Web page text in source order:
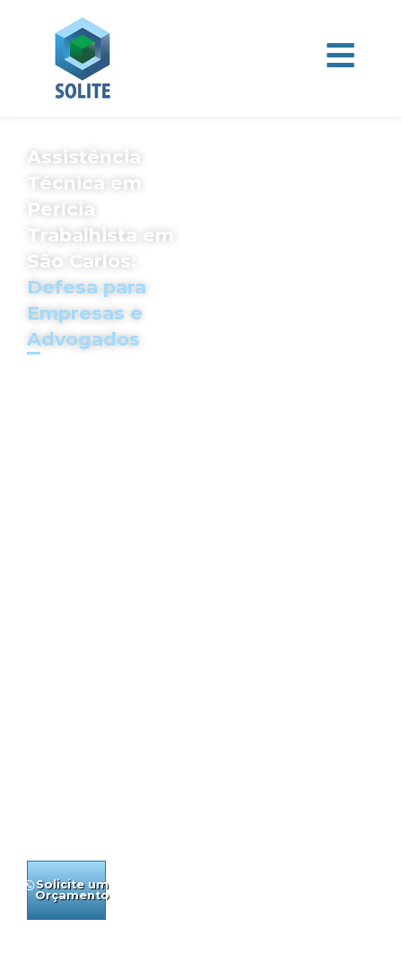
Assistência
Técnica em
Perícia
Trabalhista em
São Carlos:
Defesa para
Empresas e
Advogados
Solicite um
Orçamento